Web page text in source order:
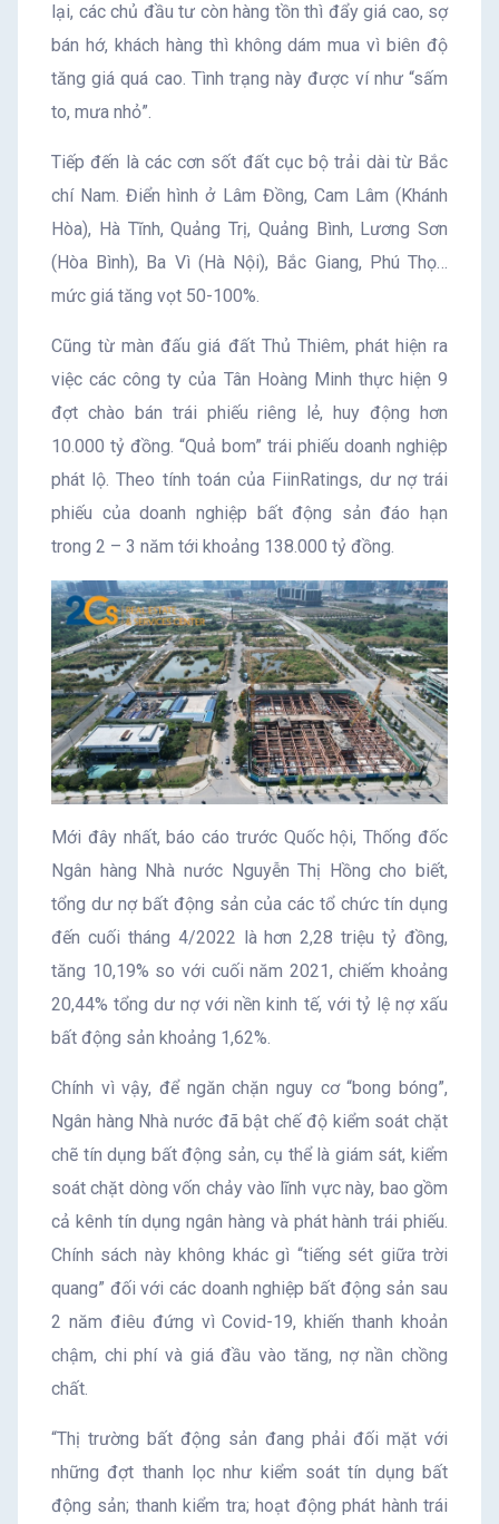
lại, các chủ đầu tư còn hàng tồn thì đẩy giá cao, sợ
bán hớ, khách hàng thì không dám mua vì biên độ
tăng giá quá cao. Tình trạng này được ví như “sấm
to, mưa nhỏ”.
Tiếp đến là các cơn sốt đất cục bộ trải dài từ Bắc
chí Nam. Điển hình ở Lâm Đồng, Cam Lâm (Khánh
Hòa), Hà Tĩnh, Quảng Trị, Quảng Bình, Lương Sơn
(Hòa Bình), Ba Vì (Hà Nội), Bắc Giang, Phú Thọ…
mức giá tăng vọt 50-100%.
Cũng từ màn đấu giá đất Thủ Thiêm, phát hiện ra
việc các công ty của Tân Hoàng Minh thực hiện 9
đợt chào bán trái phiếu riêng lẻ, huy động hơn
10.000 tỷ đồng. “Quả bom” trái phiếu doanh nghiệp
phát lộ. Theo tính toán của FiinRatings, dư nợ trái
phiếu của doanh nghiệp bất động sản đáo hạn
trong 2 – 3 năm tới khoảng 138.000 tỷ đồng.
Mới đây nhất, báo cáo trước Quốc hội, Thống đốc
Ngân hàng Nhà nước Nguyễn Thị Hồng cho biết,
tổng dư nợ bất động sản của các tổ chức tín dụng
đến cuối tháng 4/2022 là hơn 2,28 triệu tỷ đồng,
tăng 10,19% so với cuối năm 2021, chiếm khoảng
20,44% tổng dư nợ với nền kinh tế, với tỷ lệ nợ xấu
bất động sản khoảng 1,62%.
Chính vì vậy, để ngăn chặn nguy cơ “bong bóng”,
Ngân hàng Nhà nước đã bật chế độ kiểm soát chặt
chẽ tín dụng bất động sản, cụ thể là giám sát, kiểm
soát chặt dòng vốn chảy vào lĩnh vực này, bao gồm
cả kênh tín dụng ngân hàng và phát hành trái phiếu.
Chính sách này không khác gì “tiếng sét giữa trời
quang” đối với các doanh nghiệp bất động sản sau
2 năm điêu đứng vì Covid-19, khiến thanh khoản
chậm, chi phí và giá đầu vào tăng, nợ nần chồng
chất.
“Thị trường bất động sản đang phải đối mặt với
những đợt thanh lọc như kiểm soát tín dụng bất
động sản; thanh kiểm tra; hoạt động phát hành trái